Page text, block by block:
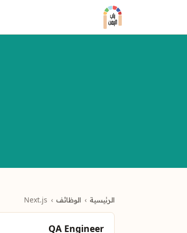
الرئيسية الوظائف Next.js
QA Engineer